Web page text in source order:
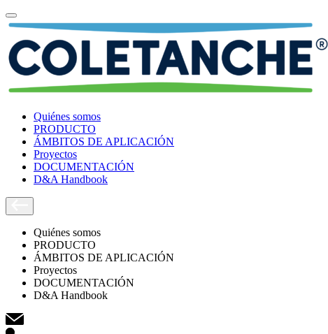
Quiénes somos
PRODUCTO
ÁMBITOS DE APLICACIÓN
Proyectos
DOCUMENTACIÓN
D&A Handbook
Quiénes somos
PRODUCTO
ÁMBITOS DE APLICACIÓN
Proyectos
DOCUMENTACIÓN
D&A Handbook